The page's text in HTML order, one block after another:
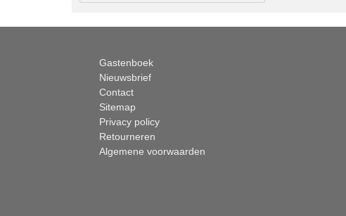
Gastenboek
Nieuwsbrief
Contact
Sitemap
Privacy policy
Retourneren
Algemene voorwaarden